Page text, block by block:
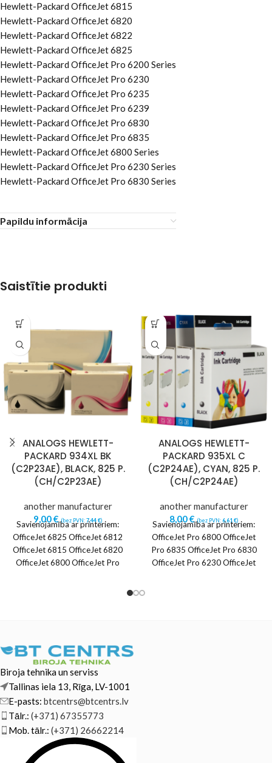
Hewlett-Packard OfficeJet 6815
Hewlett-Packard OfficeJet 6820
Hewlett-Packard OfficeJet 6822
Hewlett-Packard OfficeJet 6825
Hewlett-Packard OfficeJet Pro 6200 Series
Hewlett-Packard OfficeJet Pro 6230
Hewlett-Packard OfficeJet Pro 6235
Hewlett-Packard OfficeJet Pro 6239
Hewlett-Packard OfficeJet Pro 6830
Hewlett-Packard OfficeJet Pro 6835
Hewlett-Packard OfficeJet 6800 Series
Hewlett-Packard OfficeJet Pro 6230 Series
Hewlett-Packard OfficeJet Pro 6830 Series
Papildu informācija
Saistītie produkti
ANALOGS HEWLETT-
PACKARD 934XL BK
(C2P23AE), BLACK, 825 P.
(CH/C2P23AE)
another manufacturer
9,00€ (bez PVN:7,44€)
Savienojamība ar printeriem:
OfficeJet 6825 OfficeJet 6812
OfficeJet 6815 OfficeJet 6820
OfficeJet 6800 OfficeJet Pro
ANALOGS HEWLETT-
PACKARD 935XL C
(C2P24AE), CYAN, 825 P.
(CH/C2P24AE)
another manufacturer
8,00€ (bez PVN:6,61 €)
Savienojamība ar printeriem:
OfficeJet Pro 6800 OfficeJet
Pro 6835 OfficeJet Pro 6830
OfficeJet Pro 6230 OfficeJet
Biroja tehnika un serviss
Tallinas iela 13, Rīga, LV-1001
E-pasts: btcentrs@btcentrs.lv
Tālr.: (+371) 67355773
Mob. tālr.: (+371) 26662214